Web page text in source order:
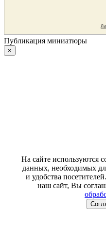
Публикация миниатюры
×
На сайте используются
данных, необходимых
и удобства
наш сайт, Вы